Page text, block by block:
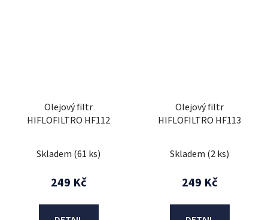
Olejový filtr
HIFLOFILTRO HF112
Skladem (61 ks)
249 Kč
Olejový filtr
HIFLOFILTRO HF113
Skladem (2 ks)
249 Kč